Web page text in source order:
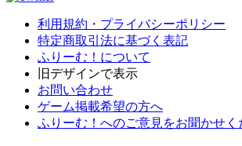
利用規約・プライバシーポリシー
特定商取引法に基づく表記
ふりーむ！について
旧デザインで表示
お問い合わせ
ゲーム掲載希望の方へ
ふりーむ！へのご意見をお聞かせく